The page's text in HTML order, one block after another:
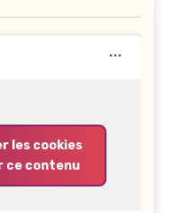
les cookies
ce contenu